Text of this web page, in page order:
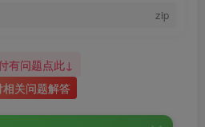
zip
有问题点此↓
相关问题解答